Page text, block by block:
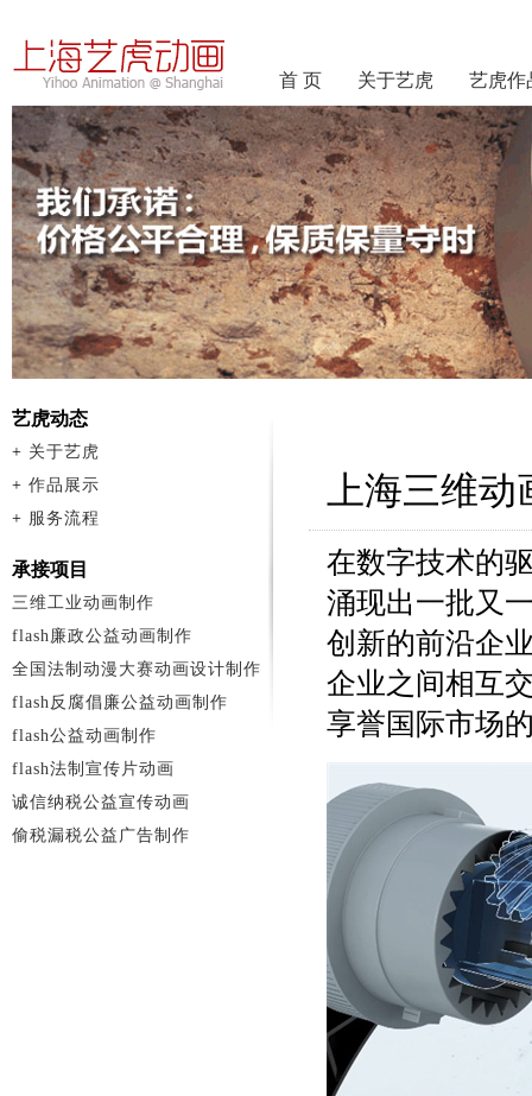
首 页 关于艺虎 艺虎作
上海三维
在数字技术的
涌现出一批又
创新的前沿企
企业之间相互
享誉国际市场
艺虎动态
+ 关于艺虎
+ 作品展示
+ 服务流程
承接项目
三维工业动画制作
flash廉政公益动画制作
全国法制动漫大赛动画设计制作
flash反腐倡廉公益动画制作
flash公益动画制作
flash法制宣传片动画
诚信纳税公益宣传动画
偷税漏税公益广告制作